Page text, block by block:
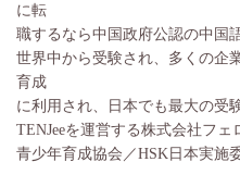
に転
職するなら中国政府公認の中国
世界中から受験され、多くの企
育成
に利用され、日本でも最大の受
TENJeeを運営する株式会社フ
青少年育成協会／HSK日本実施